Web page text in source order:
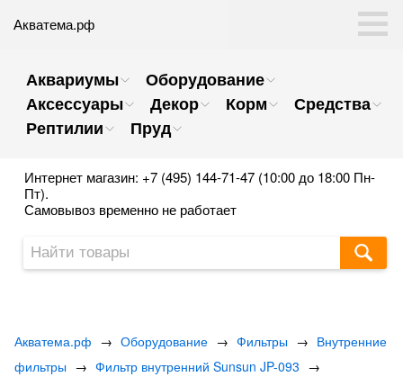
Акватема.рф
Аквариумы
Оборудование
Аксессуары
Декор Корм
Средства
Рептилии
Пруд
Интернет магазин: +7 (495) 144-71-47 (10:00 до 18:00 Пн-
Пт).
Самовывоз временно не работает
Акватема.рф → Оборудование → Фильтры → Внутренние
фильтры → Фильтр внутренний Sunsun JP-093 →